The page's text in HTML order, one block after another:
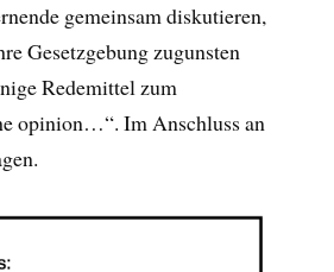
gemeinsam diskutieren,
Gesetzgebung zugunsten
Redemittel zum
opinion…“. Im Anschluss an